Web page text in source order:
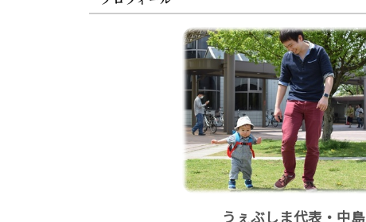
うぇぶしま代表・中島